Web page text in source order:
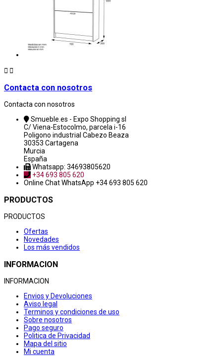
 
Contacta con nosotros
Contacta con nosotros
Smueble.es - Expo Shopping sl
C/ Viena-Estocolmo, parcela i-16
Poligono industrial Cabezo Beaza
30353 Cartagena
Murcia
España
Whatsapp: 34693805620
+34 693 805 620
Online ChatWhatsApp +34 693 805 620
PRODUCTOS
PRODUCTOS
Ofertas
Novedades
Los más vendidos
INFORMACION
INFORMACION
Envios y Devoluciones
Aviso legal
Terminos y condiciones de uso
Sobre nosotros
Pago seguro
Politica de Privacidad
Mapa del sitio
Mi cuenta